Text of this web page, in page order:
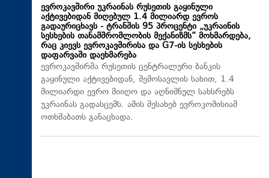
ევროკავშირი უკრაინას რუსეთის გაყინული
აქტივებიდან მიღებულ 1.4 მილიარდ ევროს
გადაურიცხავს - ტრანშის 95 პროცენტი „უკრაინის
სესხების თანამშრომლობის მექანიზმს“ მოხმარდება,
რაც კიევს ევროკავშირისა და G7-ის სესხების
დაფარვაში დაეხმარება
ევროკავშირმა რუსეთის ცენტრალური ბანკის
გაყინული აქტივებიდან, შემოსავლის სახით, 1.4
მილიარდი ევრო მიიღო და აღნიშნულ სახსრებს
უკრაინას გადასცემს. ამის შესახებ ევროკომისიამ
ოთხშაბათს განაცხადა.